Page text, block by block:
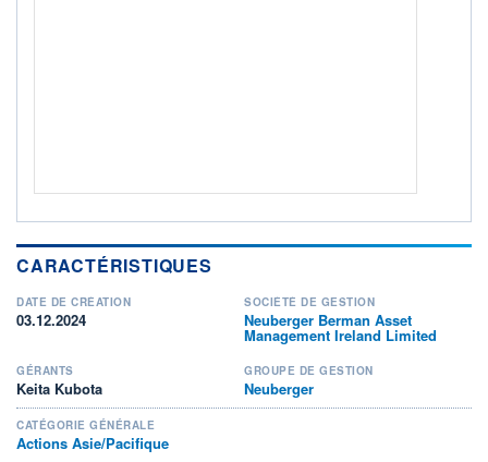
+ PORTEFEUILLE + LISTE
CARACTÉRISTIQUES
DATE DE CRÉATION
03.12.2024
SOCIÉTÉ DE GESTION
Neuberger Berman Asset
Management Ireland Limited
GÉRANTS
Keita Kubota
GROUPE DE GESTION
Neuberger
CATÉGORIE GÉNÉRALE
Actions Asie/Pacifique